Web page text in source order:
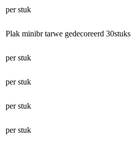
per stuk
Plak minibr tarwe gedecoreerd 30stuks
per stuk
per stuk
per stuk
per stuk